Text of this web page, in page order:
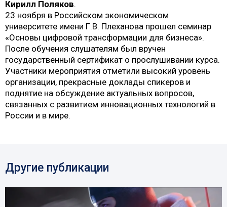
Кирилл Поляков.
23 ноября в Российском экономическом
университете имени Г.В. Плеханова прошел семинар
«Основы цифровой трансформации для бизнеса».
После обучения слушателям был вручен
государственный сертификат о прослушивании курса.
Участники мероприятия отметили высокий уровень
организации, прекрасные доклады спикеров и
поднятие на обсуждение актуальных вопросов,
связанных с развитием инновационных технологий в
России и в мире.
Другие публикации